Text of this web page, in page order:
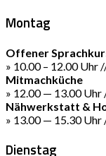
Montag
Offener
» 10.00 – 12.00
Mitmachküche
» 12.00 — 13.00
Nähwerkstatt &
» 13.00 — 15.30
Dienstag